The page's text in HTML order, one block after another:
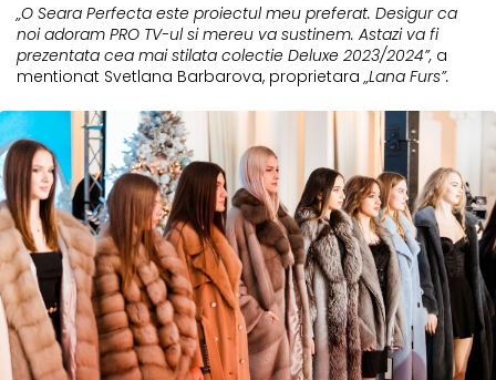
„O Seara Perfecta este proiectul meu preferat. Desigur ca
noi adoram PRO TV-ul si mereu va sustinem. Astazi va fi
prezentata cea mai stilata colectie Deluxe 2023/2024”, a
mentionat Svetlana Barbarova, proprietara „Lana Furs”.